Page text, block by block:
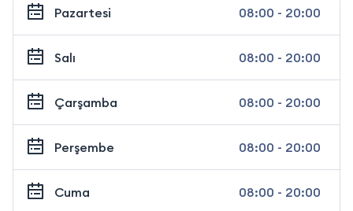
Pazartesi 08:00 - 20:00
Salı 08:00 - 20:00
Çarşamba 08:00 - 20:00
Perşembe 08:00 - 20:00
Cuma 08:00 - 20:00